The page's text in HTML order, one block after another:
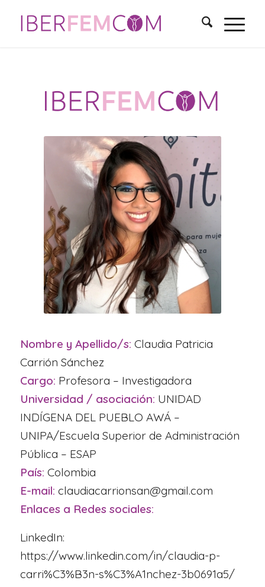
Nombre y Apellido/s: Claudia Patricia
Carrión Sánchez
Cargo: Profesora – Investigadora
Universidad / asociación: UNIDAD
INDÍGENA DEL PUEBLO AWÁ –
UNIPA/Escuela Superior de Administración
Pública ­– ESAP
País: Colombia
E-mail: claudiacarrionsan@gmail.com
Enlaces a Redes sociales:
LinkedIn:
https://www.linkedin.com/in/claudia-p-
carri%C3%B3n-s%C3%A1nchez-3b0691a5/